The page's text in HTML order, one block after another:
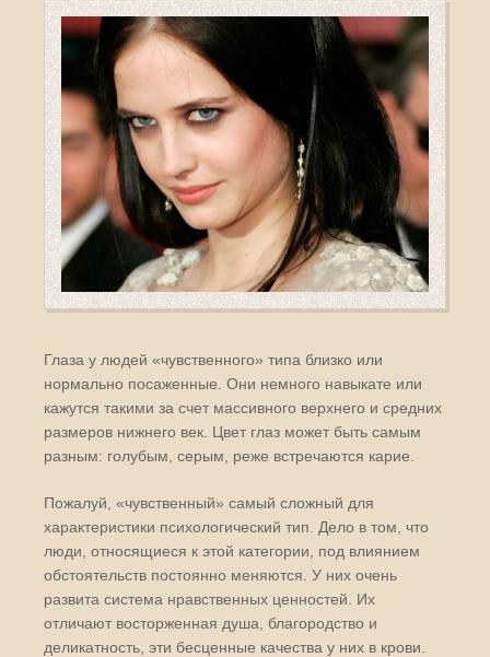
Глаза у людей «чувственного» типа близко или
нормально посаженные. Они немного навыкате или
кажутся такими за счет массивного верхнего и средних
размеров нижнего век. Цвет глаз может быть самым
разным: голубым, серым, реже встречаются карие.
Пожалуй, «чувственный» самый сложный для
характеристики психологический тип. Дело в том, что
люди, относящиеся к этой категории, под влиянием
обстоятельств постоянно меняются. У них очень
развита система нравственных ценностей. Их
отличают восторженная душа, благородство и
деликатность, эти бесценные качества у них в крови.